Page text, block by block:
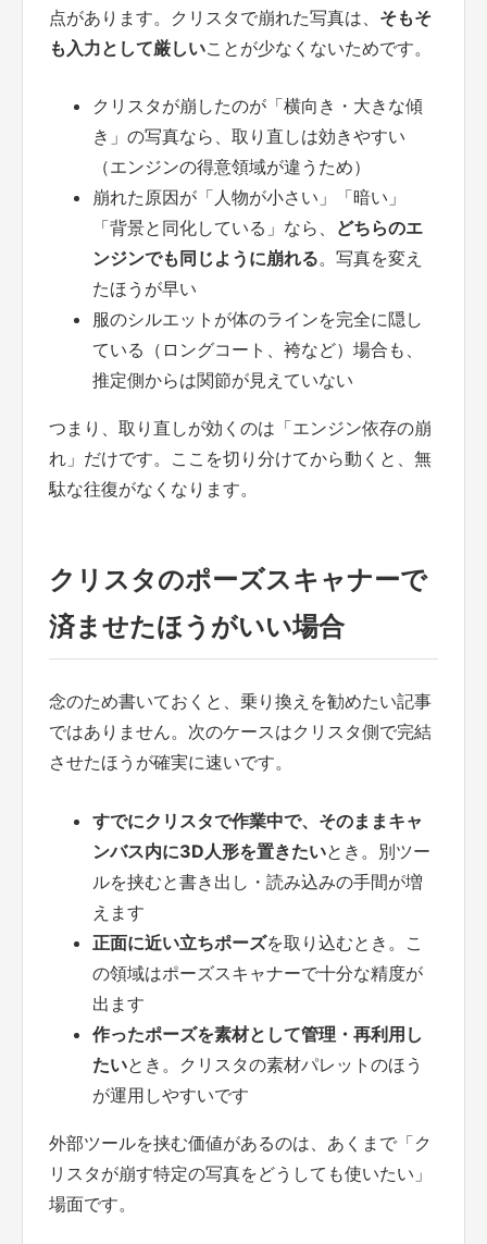
点があります。クリスタで崩れた写真は、 そもそ
も入力として厳しいことが少なくないためです。
クリスタが崩したのが「横向き・大きな傾
き」の写真なら、取り直しは効きやすい
（エンジンの得意領域が違うため）
崩れた原因が「人物が小さい」「暗い」
「背景と同化している」なら、 どちらのエ
ンジンでも同じように崩れる。写真を変え
たほうが早い
服のシルエットが体のラインを完全に隠し
ている（ロングコート、袴など）場合も、
推定側からは関節が見えていない
つまり、取り直しが効くのは「エンジン依存の崩
れ」だけです。ここを切り分けてから動くと、無
駄な往復がなくなります。
クリスタのポーズスキャナーで
済ませたほうがいい場合
念のため書いておくと、乗り換えを勧めたい記事
ではありません。次のケースはクリスタ側で完結
させたほうが確実に速いです。
すでにクリスタで作業中で、そのままキャ
ンバス内に3D人形を置きたいとき。別ツー
ルを挟むと書き出し・読み込みの手間が増
えます
正面に近い立ちポーズを取り込むとき。こ
の領域はポーズスキャナーで十分な精度が
出ます
作ったポーズを素材として管理・再利用し
たいとき。クリスタの素材パレットのほう
が運用しやすいです
外部ツールを挟む価値があるのは、あくまで「ク
リスタが崩す特定の写真をどうしても使いたい」
場面です。